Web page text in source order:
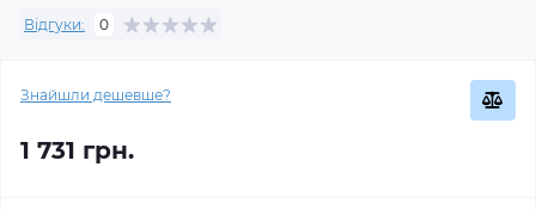
Відгуки: 0
Знайшли дешевше?
1 731 грн.